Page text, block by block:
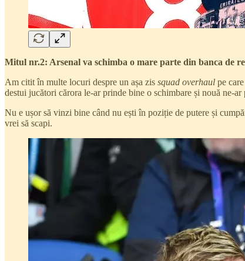
Mitul nr.2: Arsenal va schimba o mare parte din banca de
Am citit în multe locuri despre un așa zis squad overhaul pe
destui jucători cărora le-ar prinde bine o schimbare și nouă ne-
Nu e ușor să vinzi bine când nu ești în poziție de putere și
vrei să scapi.